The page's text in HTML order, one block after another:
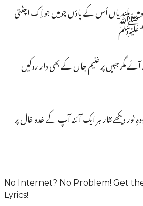
بلندیاں اُس کے پاؤں چومیں جو اِک اچٹتی
محمد ﷺ
مگر جبیں پر غنیم جاں کے بھی دار روکیں
نور دیکھے نثار ہر ایک آئنہ آپ کے خدو خال پر
No Internet? No Problem! Get
Lyrics!